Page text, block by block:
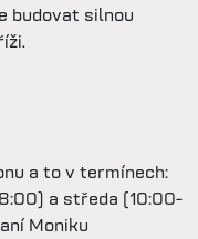
budovat silnou
a to v termínech:
a středa (10:00-
Moniku